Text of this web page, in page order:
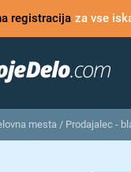
registracija za vse
mesta/ Prodajalec -